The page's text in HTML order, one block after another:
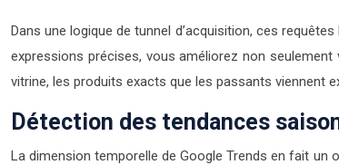
Dans une logique de tunnel d’acquisition, ces
expressions précises, vous améliorez non
vitrine, les produits exacts que les passants viennent
Détection des tendances
La dimension temporelle de Google Trends en fait un